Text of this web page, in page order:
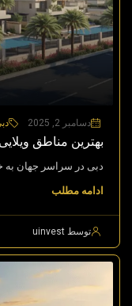
دسامبر 2, 2025
بهترین مناطق
دبی در سراسر جهان به
ادامه مطلب
توسط uinvest